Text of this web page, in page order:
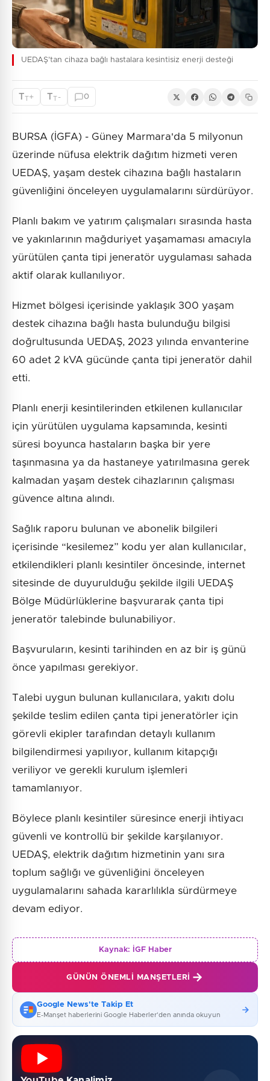
UEDAŞ'tan cihaza bağlı hastalara kesintisiz enerji desteği
TT+ TT - 0
BURSA (İGFA) - Güney Marmara'da 5 milyonun
üzerinde nüfusa elektrik dağıtım hizmeti veren
UEDAŞ, yaşam destek cihazına bağlı hastaların
güvenliğini önceleyen uygulamalarını sürdürüyor.
Planlı bakım ve yatırım çalışmaları sırasında hasta
ve yakınlarının mağduriyet yaşamaması amacıyla
yürütülen çanta tipi jeneratör uygulaması sahada
aktif olarak kullanılıyor.
Hizmet bölgesi içerisinde yaklaşık 300 yaşam
destek cihazına bağlı hasta bulunduğu bilgisi
doğrultusunda UEDAŞ, 2023 yılında envanterine
60 adet 2 kVA gücünde çanta tipi jeneratör dahil
etti.
Planlı enerji kesintilerinden etkilenen kullanıcılar
için yürütülen uygulama kapsamında, kesinti
süresi boyunca hastaların başka bir yere
taşınmasına ya da hastaneye yatırılmasına gerek
kalmadan yaşam destek cihazlarının çalışması
güvence altına alındı.
Sağlık raporu bulunan ve abonelik bilgileri
içerisinde “kesilemez” kodu yer alan kullanıcılar,
etkilendikleri planlı kesintiler öncesinde, internet
sitesinde de duyurulduğu şekilde ilgili UEDAŞ
Bölge Müdürlüklerine başvurarak çanta tipi
jeneratör talebinde bulunabiliyor.
Başvuruların, kesinti tarihinden en az bir iş günü
önce yapılması gerekiyor.
Talebi uygun bulunan kullanıcılara, yakıtı dolu
şekilde teslim edilen çanta tipi jeneratörler için
görevli ekipler tarafından detaylı kullanım
bilgilendirmesi yapılıyor, kullanım kitapçığı
veriliyor ve gerekli kurulum işlemleri
tamamlanıyor.
Böylece planlı kesintiler süresince enerji ihtiyacı
güvenli ve kontrollü bir şekilde karşılanıyor.
UEDAŞ, elektrik dağıtım hizmetinin yanı sıra
toplum sağlığı ve güvenliğini önceleyen
uygulamalarını sahada kararlılıkla sürdürmeye
devam ediyor.
Kaynak: İGF Haber
GÜNÜN ÖNEMLI MANŞETLERI
Google News'te Takip Et
E-Manşet haberlerini Google Haberler'den anında okuyun